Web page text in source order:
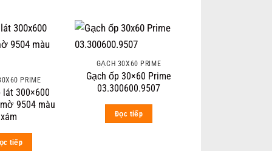
PRIME
lát 300×600
9504 màu
xám
tiếp
GẠCH 30X60 PRIME
Gạch ốp 30×60 Prime
03.300600.9507
Đọc tiếp